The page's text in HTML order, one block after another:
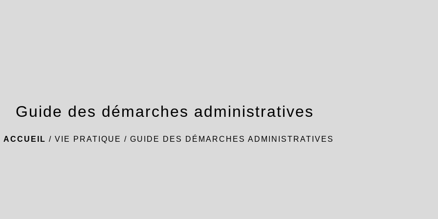
Guide des démarches administratives
ACCUEIL / VIE PRATIQUE / GUIDE DES DÉMARCHES ADMINISTRATIVES